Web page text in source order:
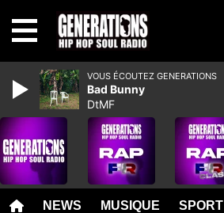
NEWS MUSIQUE SPORT
VOUS ÉCOUTEZ GENERATIONS
Bad Bunny
DtMF